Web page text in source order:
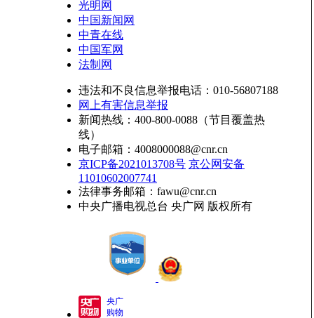
光明网
中国新闻网
中青在线
中国军网
法制网
违法和不良信息举报电话：010-56807188
网上有害信息举报
新闻热线：400-800-0088（节目覆盖热
线）
电子邮箱：4008000088@cnr.cn
京ICP备2021013708号 京公网安备
11010602007741
法律事务邮箱：fawu@cnr.cn
中央广播电视总台 央广网 版权所有
央广
购物